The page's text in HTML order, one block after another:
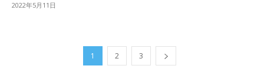
2022年5月11日
1 2 3